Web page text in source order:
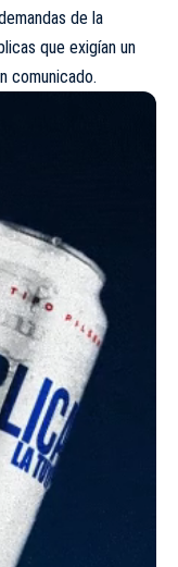
de la
que exigían un
comunicado.